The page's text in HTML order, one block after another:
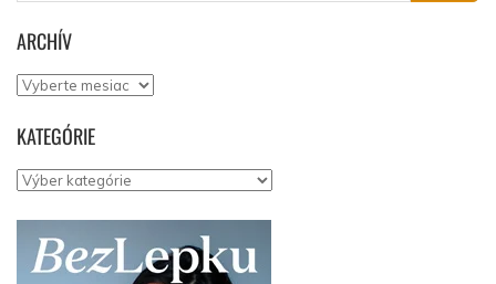
ARCHÍV
Archív
KATEGÓRIE
Kategórie